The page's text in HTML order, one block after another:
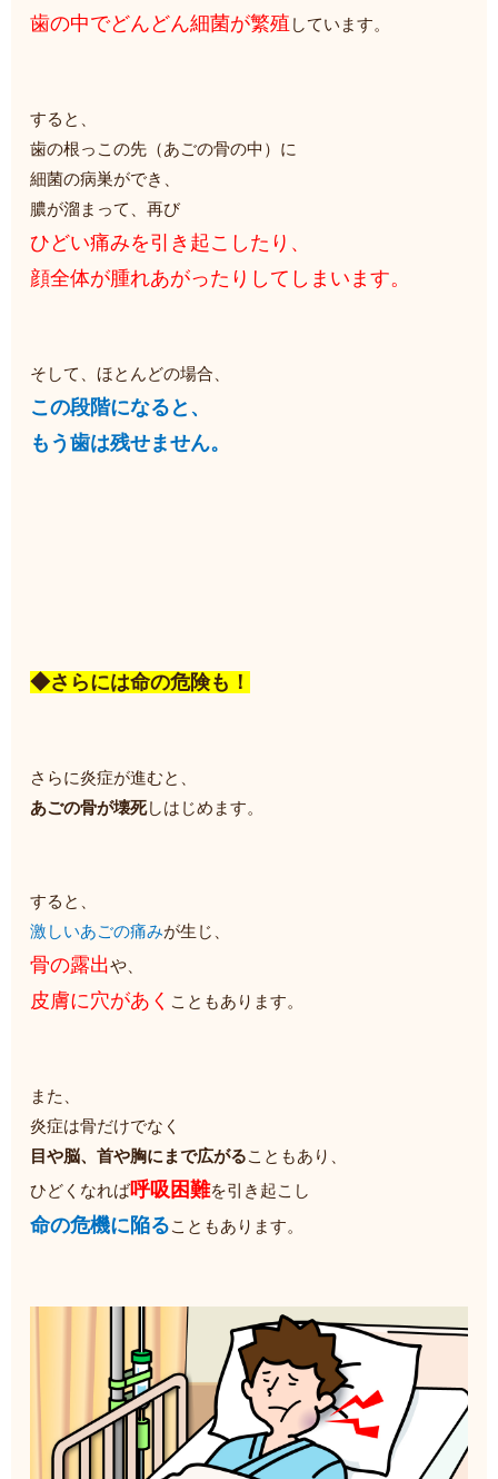
歯の中でどんどん細菌が繁殖 しています。
すると、
歯の根っこの先（あごの骨の中）に
細菌の病巣ができ、
膿が溜まって、再び
ひどい痛みを引き起こしたり、
顔全体が腫れあがったりしてしまいます。
そして、ほとんどの場合、
この段階になると、
もう歯は残せません。
◆さらには命の危険も！
さらに炎症が進むと、
あごの骨が壊死しはじめます。
すると、
激しいあごの痛みが生じ、
骨の露出や、
皮膚に穴があく こともあります。
また、
炎症は骨だけでなく
目や脳、首や胸にまで広がることもあり、
ひどくなれば呼吸困難を引き起こし
命の危機に陥ることもあります。